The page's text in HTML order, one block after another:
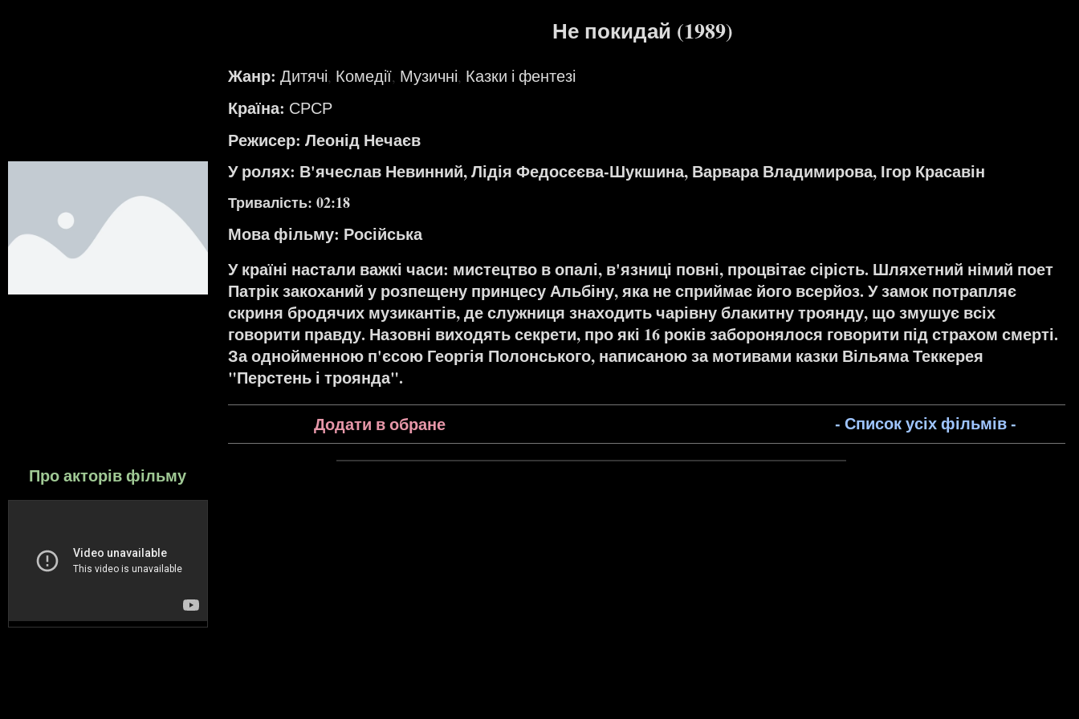
Не покидай (1989)
Жанр: Дитячі, Комедії, Музичні, Казки і фентезі
Країна: СРСР
Режисер: Леонід Нечаєв
У ролях: В'ячеслав Невинний, Лідія Федосєєва-Шукшина, Варвара Владимирова, Ігор Красавін
Тривалість: 02:18
Мова фільму: Російська
У країні настали важкі часи: мистецтво в опалі, в'язниці повні, процвітає сірість. Шляхетний німий поет
Патрік закоханий у розпещену принцесу Альбіну, яка не сприймає його всерйоз. У замок потрапляє
скриня бродячих музикантів, де служниця знаходить чарівну блакитну троянду, що змушує всіх
говорити правду. Назовні виходять секрети, про які 16 років заборонялося говорити під страхом смерті.
За однойменною п'єсою Георгія Полонського, написаною за мотивами казки Вільяма Теккерея
"Перстень і троянда".
Додати в обране
- Список усіх фільмів -
Про акторів фільму